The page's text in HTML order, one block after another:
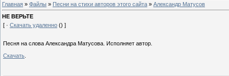
Главная » Файлы » Песни на стихи авторов этого сайта » Александр Матусов
НЕ ВЕРЬТЕ
[ · Скачать удаленно () ]
Песня на слова Александра Матусова. Исполняет автор.
Скачать